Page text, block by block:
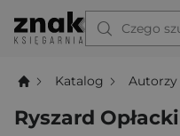
Czego
Katalog Autorzy
Ryszard Opłacki